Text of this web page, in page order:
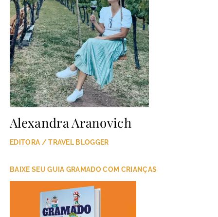
Alexandra Aranovich
EDITORA / TRAVEL BLOGGER
BAIXE SEU GUIA GRAMADO COM CRIANÇAS